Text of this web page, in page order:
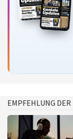
EMPFEHLUNG